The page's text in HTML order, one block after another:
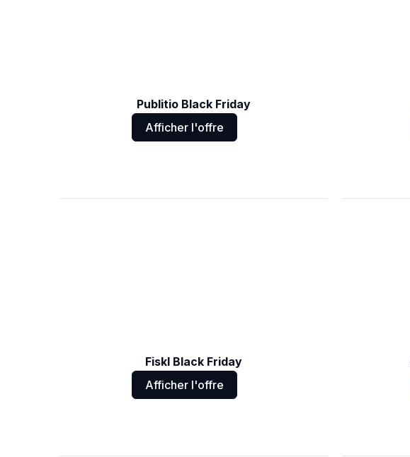
Publitio Black Friday
Afficher l'offre
Fiskl Black Friday
Afficher l'offre